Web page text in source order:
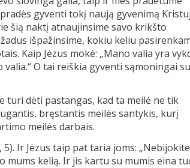
gyventi tokį naują gyvenimą
šią naktį atnaujinsime savo krikšto
išpažinsime, kokiu keliu
Kaip Jėzus mokė: „Mano valia yra
valia.“ O tai reiškia gyventi sąmoningai su
turi dėti pastangas, kad ta meilė ne tik
bręstantis meilės santykis, kurį
meilės darbais.
Ir Jėzus taip pat taria joms:
mums kelią. Ir jis kartu su mumis eina